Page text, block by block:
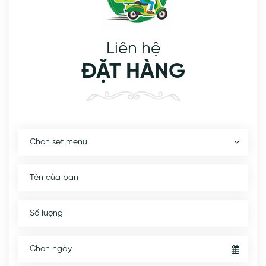
Liên hệ
ĐẶT HÀNG